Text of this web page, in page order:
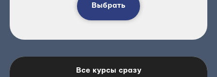
Выбрать
Все курсы сразу